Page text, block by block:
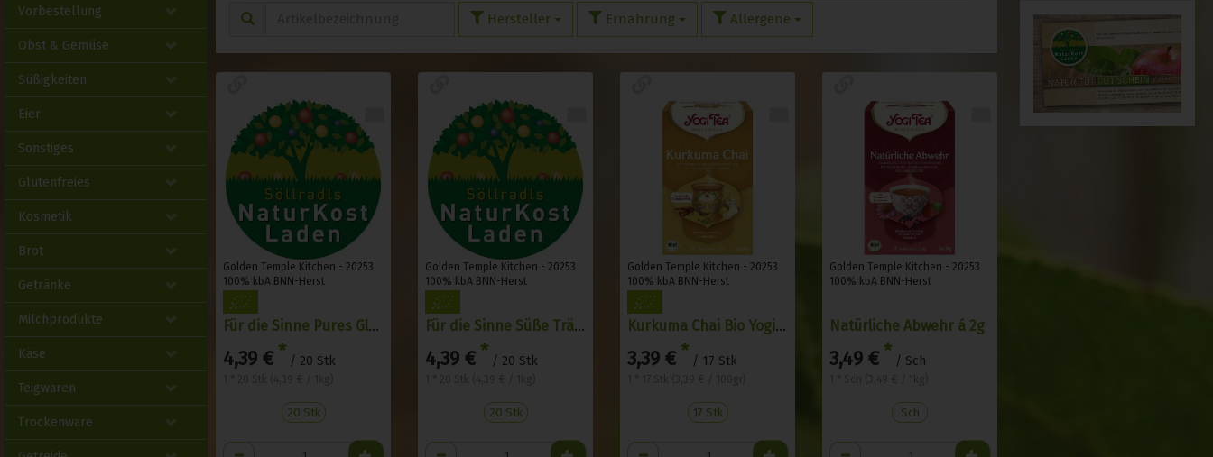
Vorbestellung
Obst & Gemüse
Süßigkeiten
Eier
Sonstiges
Glutenfreies
Kosmetik
Brot
Getränke
Milchprodukte
Käse
Teigwaren
Trockenware
Hersteller Ernährung Allergene
Golden Temple Kitchen - 20253
100% kbA BNN-Herst
Für die Sinne Pures Glück 20 Stk
4,39 € * / 20 Stk
20 Stk
Anzahl
Golden Temple Kitchen - 20253
100% kbA BNN-Herst
Für die Sinne Süße Träume 20 Stk
4,39 € * / 20 Stk
20 Stk
Anzahl
Golden Temple Kitchen - 20253
100% kbA BNN-Herst
Kurkuma Chai Bio Yogi Tea 17 Stk
3,39 € * / 17 Stk
17 Stk
Anzahl
Golden Temple Kitchen - 20253
100% kbA BNN-Herst
Natürliche Abwehr á 2g
3,49 € * / Sch
Sch
Anzahl